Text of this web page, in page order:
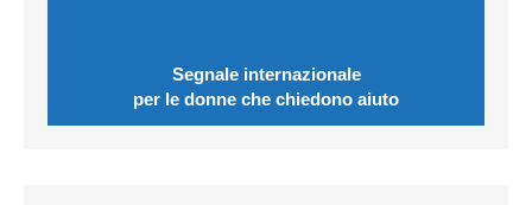
Segnale internazionale
per le donne che chiedono aiuto